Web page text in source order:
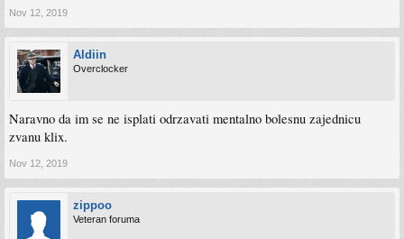
Nov 12, 2019
Aldiin
Overclocker
Naravno da im se ne isplati odrzavati mentalno bolesnu zajednicu
zvanu klix.
Nov 12, 2019
zippoo
Veteran foruma